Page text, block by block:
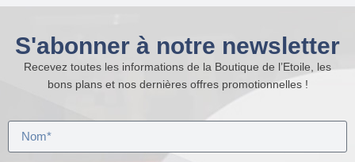
S'abonner à notre newsletter
Recevez toutes les informations de la Boutique de l’Etoile, les
bons plans et nos dernières offres promotionnelles !